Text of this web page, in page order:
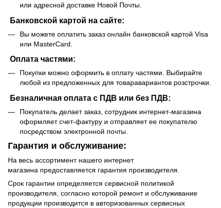
или адресной доставке Новой Почты.
Банковской картой на сайте:
Вы можете оплатить заказ онлайн банковской картой Visa
или MasterCard.
Оплата частями:
Покупки можно оформить в оплату частями. Выбирайте
любой из предложенных для товаравариантов розстрочки.
Безналичная оплата с ПДВ или без ПДВ:
Покупатель делает заказ, сотрудник интернет-магазина
оформляет счет-фактуру и отправляет ее покупателю
посредством электронной почты.
Гарантия и обслуживание:
На весь ассортимент нашего интернет
магазина предоставляется гарантия производителя.
Срок гарантии определяется сервисной политикой
производителя, согласно которой ремонт и обслуживание
продукции производится в авторизованных сервисных